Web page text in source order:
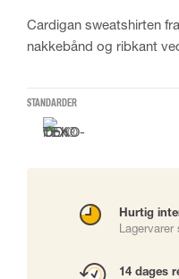
Cardigan sweatshirten
nakkebånd og ribkant
STANDARDER
Hurtig
14 dages